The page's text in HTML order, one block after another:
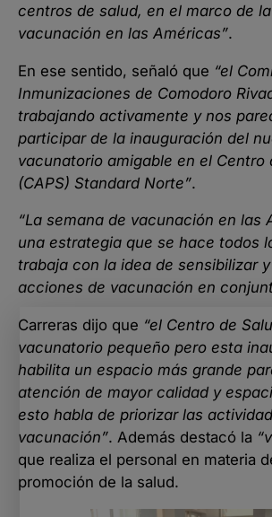
centros de salud, en el marco de
vacunación en las Américas”.
En ese sentido, señaló que “el
Inmunizaciones de Comodoro
trabajando activamente y nos
participar de la inauguración del
vacunatorio amigable en el Centro
(CAPS) Standard Norte”.
“La semana de vacunación en las
una estrategia que se hace todos
trabaja con la idea de sensibilizar
acciones de vacunación en
Carreras dijo que “el Centro de
vacunatorio pequeño pero esta
habilita un espacio más grande
atención de mayor calidad y
esto habla de priorizar las
vacunación”. Además destacó la
que realiza el personal en materia
promoción de la salud.